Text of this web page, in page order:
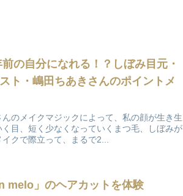
の自分になれる！？しぼみ目元・
ト・嶋田ちあきさんのポイントメ
メイクマジックによって、私の顔が生き生
目、短く少なくなっていくまつ毛、しぼみが
クで際立って、まるで2...
melo」のヘアカットを体験